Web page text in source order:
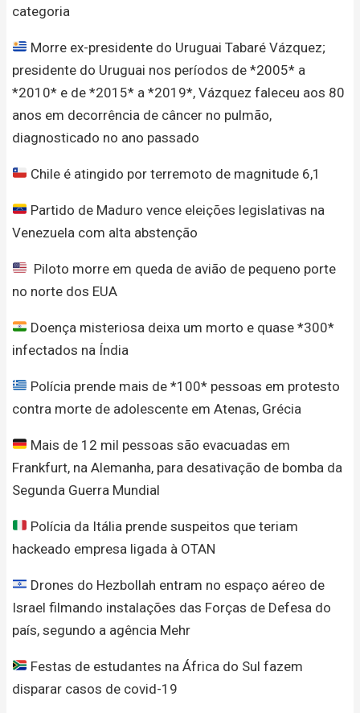
categoria
Morre ex-presidente do Uruguai Tabaré Vázquez;
presidente do Uruguai nos períodos de *2005* a
*2010* e de *2015* a *2019*, Vázquez faleceu aos 80
anos em decorrência de câncer no pulmão,
diagnosticado no ano passado
Chile é atingido por terremoto de magnitude 6,1
Partido de Maduro vence eleições legislativas na
Venezuela com alta abstenção
Piloto morre em queda de avião de pequeno porte
no norte dos EUA
Doença misteriosa deixa um morto e quase *300*
infectados na Índia
Polícia prende mais de *100* pessoas em protesto
contra morte de adolescente em Atenas, Grécia
Mais de 12 mil pessoas são evacuadas em
Frankfurt, na Alemanha, para desativação de bomba da
Segunda Guerra Mundial
Polícia da Itália prende suspeitos que teriam
hackeado empresa ligada à OTAN
Drones do Hezbollah entram no espaço aéreo de
Israel filmando instalações das Forças de Defesa do
país, segundo a agência Mehr
Festas de estudantes na África do Sul fazem
disparar casos de covid-19